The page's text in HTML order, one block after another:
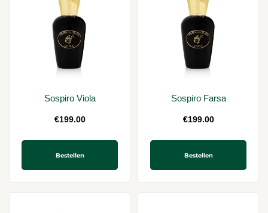
Sospiro Viola
€199.00
Bestellen
Sospiro Farsa
€199.00
Bestellen